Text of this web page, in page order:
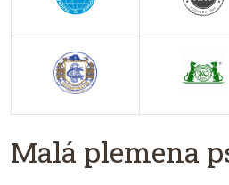
Malá plemena